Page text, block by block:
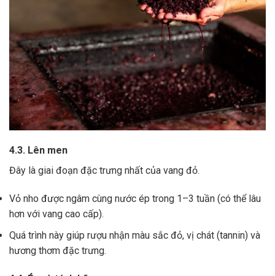
4.3. Lên men
Đây là giai đoạn đặc trưng nhất của vang đỏ.
Vỏ nho được ngâm cùng nước ép trong 1–3 tuần (có thể lâu
hơn với vang cao cấp).
Quá trình này giúp rượu nhận màu sắc đỏ, vị chát (tannin) và
hương thơm đặc trưng.